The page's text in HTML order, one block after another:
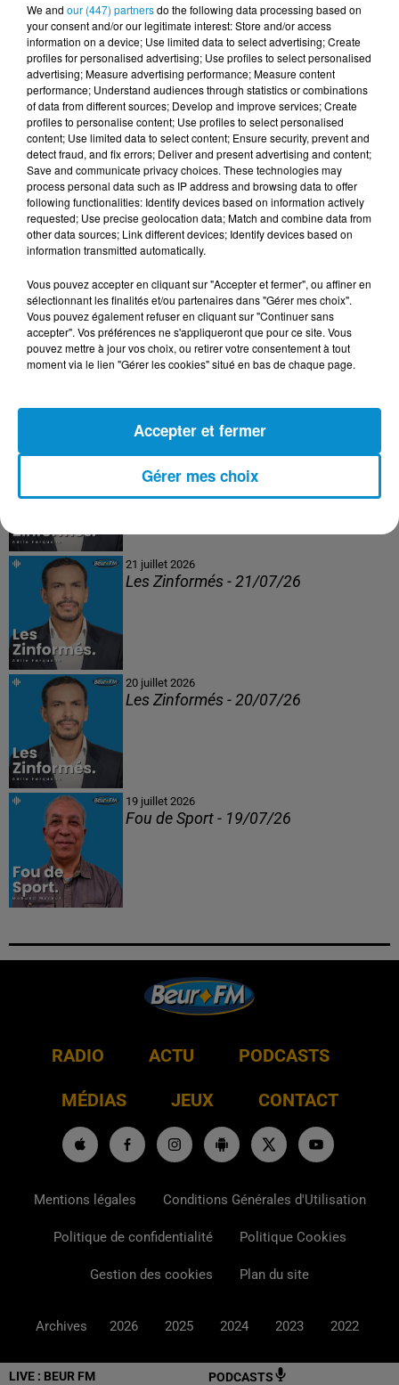
LIVE : BEUR FM PODCASTS
DERNIERS PODCASTS
24 juillet 2026
Les Zinformés - 24/07/26
23 juillet 2026
Les Zinformés - 23/07/26
21 juillet 2026
Les Zinformés - 21/07/26
20 juillet 2026
Les Zinformés - 20/07/26
19 juillet 2026
Fou de Sport - 19/07/26
RADIO ACTU PODCASTS
MÉDIAS JEUX CONTACT
Mentions légales Conditions Générales d'Utilisation
Politique de confidentialité Politique Cookies
Gestion des cookies Plan du site
Archives 2026 2025 2024 2023 2022
We and our (447) partnersdo the following data processing based on
your consent and/or our legitimate interest: Store and/or access
information on a device; Use limited data to select advertising; Create
profiles for personalised advertising; Use profiles to select personalised
advertising; Measure advertising performance; Measure content
performance; Understand audiences through statistics or combinations
of data from different sources; Develop and improve services; Create
profiles to personalise content; Use profiles to select personalised
content; Use limited data to select content; Ensure security, prevent and
detect fraud, and fix errors; Deliver and present advertising and content;
Save and communicate privacy choices. These technologies may
process personal data such as IP address and browsing data to offer
following functionalities: Identify devices based on information actively
requested; Use precise geolocation data; Match and combine data from
other data sources; Link different devices; Identify devices based on
information transmitted automatically.
Vous pouvez accepter en cliquant sur "Accepter et fermer", ou affiner en
sélectionnant les finalités et/ou partenaires dans "Gérer mes choix".
Vous pouvez également refuser en cliquant sur "Continuer sans
accepter". Vos préférences ne s'appliqueront que pour ce site. Vous
pouvez mettre à jour vos choix, ou retirer votre consentement à tout
moment via le lien "Gérer les cookies" situé en bas de chaque page.
Gérer mes choix
Accepter et fermer